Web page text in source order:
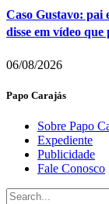
Caso Gustavo: pai
disse em vídeo
06/08/2026
Papo Carajás
Sobre Papo
Expediente
Publicidade
Fale Conosco